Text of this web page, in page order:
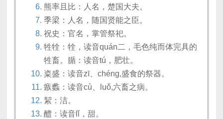
熊率且比：人名，楚国大夫。
季梁：人名，随国贤能之臣。
祝史：官名，掌管祭祀。
牲牷：牷，读音quán二，毛色纯而体完具的
牲畜。腯：读音tú，肥壮。
粢盛：读音zī、chéng,盛食的祭器。
瘯蠡：读音cù、luǒ,六畜之病。
絜：洁。
醴：读音lǐ，甜。